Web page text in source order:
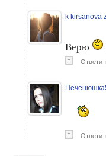
k kirsanova
Верю
↑
↑